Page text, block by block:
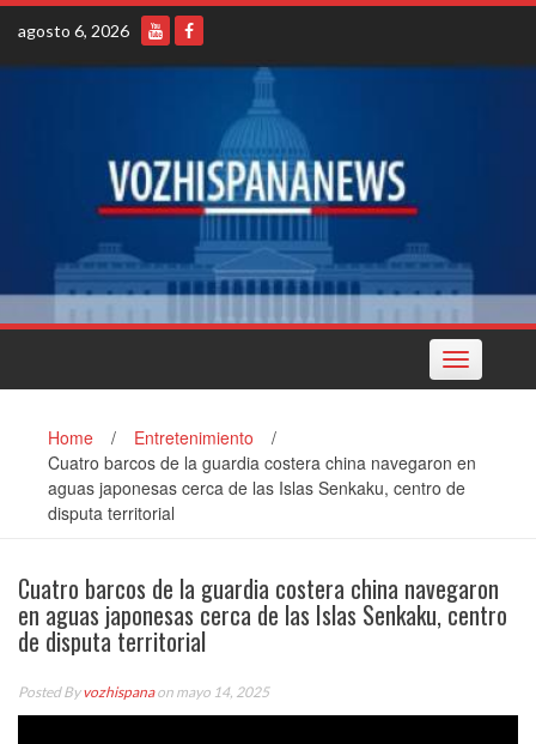
Skip
content
agosto 6, 2026
Toggle
navigation
Home / Entretenimiento
/
Cuatro barcos de la guardia costera china navegaron en
aguas japonesas cerca de las Islas Senkaku, centro de
disputa territorial
Cuatro barcos de la guardia costera china navegaron
en aguas japonesas cerca de las Islas Senkaku, centro
de disputa territorial
Posted Byvozhispanaon mayo 14, 2025